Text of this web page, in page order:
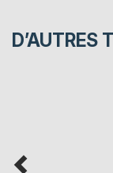
D’AUTRES